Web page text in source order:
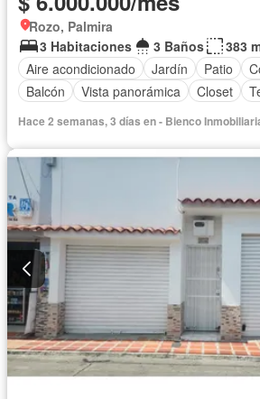
Rozo, Palmira
3 Habitaciones
3 Baños
383
Aire acondicionado
Jardín Patio
Balcón
Vista panorámica Closet
Hace 2 semanas, 3 días en - Bienco